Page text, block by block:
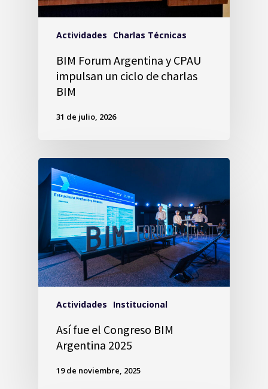
Actividades Charlas Técnicas
BIM Forum Argentina y CPAU
impulsan un ciclo de charlas
BIM
31 de julio, 2026
Actividades Institucional
Así fue el Congreso BIM
Argentina 2025
19 de noviembre, 2025